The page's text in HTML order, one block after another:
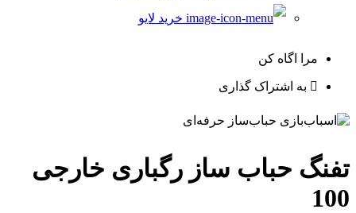
خرید لایو
مرا اگاه کن
به اشتراک گذاری
تفنگ حباب ساز رگباری خارجی
100